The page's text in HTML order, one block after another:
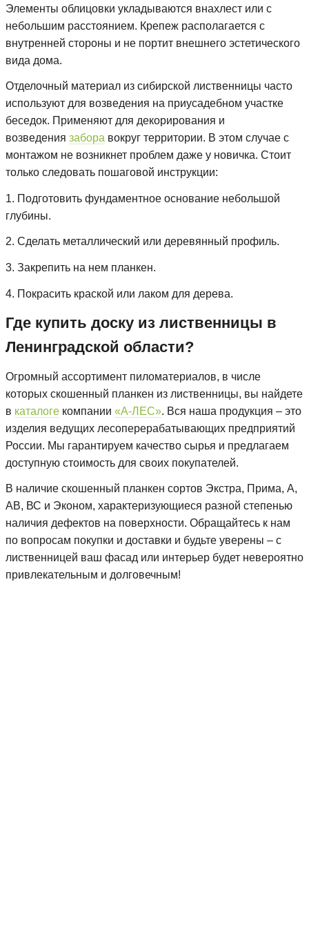
Элементы облицовки укладываются внахлест или с
небольшим расстоянием. Крепеж располагается с
внутренней стороны и не портит внешнего эстетического
вида дома.
Отделочный материал из сибирской лиственницы часто
используют для возведения на приусадебном участке
беседок. Применяют для декорирования и
возведения забора вокруг территории. В этом случае с
монтажом не возникнет проблем даже у новичка. Стоит
только следовать пошаговой инструкции:
1. Подготовить фундаментное основание небольшой
глубины.
2. Сделать металлический или деревянный профиль.
3. Закрепить на нем планкен.
4. Покрасить краской или лаком для дерева.
Где купить доску из лиственницы в
Ленинградской области?
Огромный ассортимент пиломатериалов, в числе
которых скошенный планкен из лиственницы, вы найдете
в каталоге компании «А-ЛЕС». Вся наша продукция – это
изделия ведущих лесоперерабатывающих предприятий
России. Мы гарантируем качество сырья и предлагаем
доступную стоимость для своих покупателей.
В наличие скошенный планкен сортов Экстра, Прима, А,
АВ, ВС и Эконом, характеризующиеся разной степенью
наличия дефектов на поверхности. Обращайтесь к нам
по вопросам покупки и доставки и будьте уверены – с
лиственницей ваш фасад или интерьер будет невероятно
привлекательным и долговечным!